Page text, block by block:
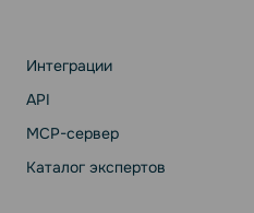
Интеграции
API
MCP-сервер
Каталог экспертов